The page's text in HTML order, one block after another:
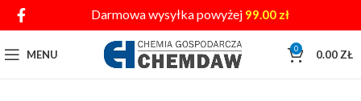
Darmowa wysyłka powyżej 99.00 zł
MENU 0 0.00 ZŁ